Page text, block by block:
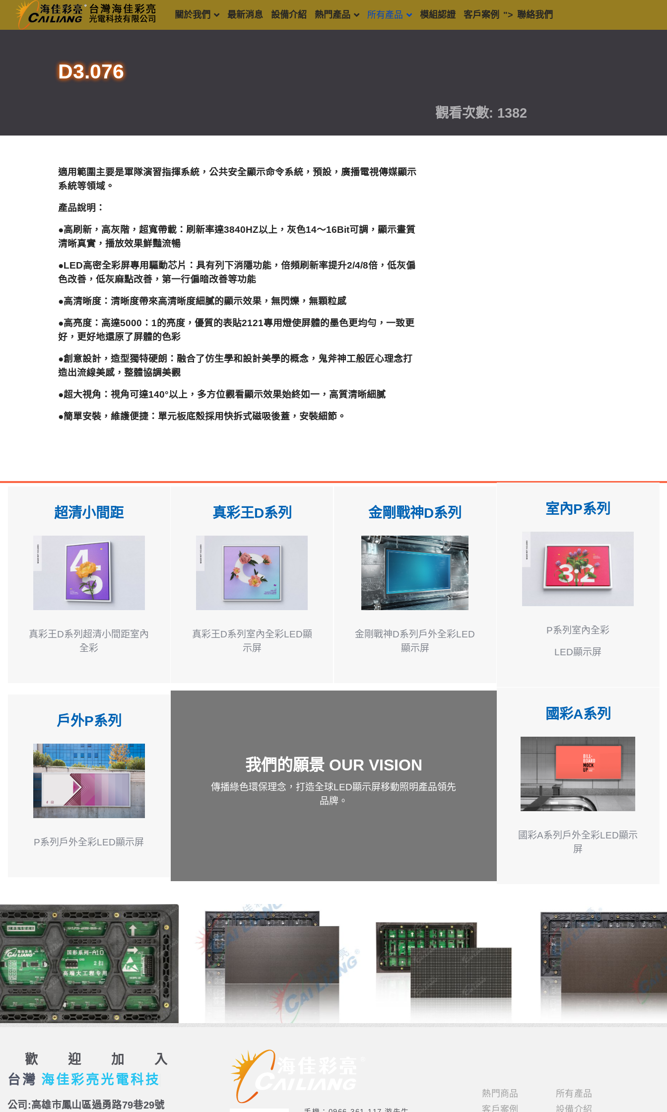
關於我們 最新消息 設備介紹 熱門產品 所有產品 模組認證 客戶案例 "> 聯絡我們
D3.076
觀看次數: 1382
適用範圍主要是軍隊演習指揮系統，公共安全顯示命令系統，預設，廣播電視傳媒顯示
系統等領域。
產品說明：
●高刷新，高灰階，超寬帶載：刷新率達3840HZ以上，灰色14〜16Bit可調，顯示畫質
清晰真實，播放效果鮮豔流暢
●LED高密全彩屏專用驅動芯片：具有列下消隱功能，倍頻刷新率提升2/4/8倍，低灰偏
色改善，低灰麻點改善，第一行偏暗改善等功能
●高清晰度：清晰度帶來高清晰度細膩的顯示效果，無閃爍，無顆粒感
●高亮度：高達5000：1的亮度，優質的表貼2121專用燈使屏體的墨色更均勻，一致更
好，更好地還原了屏體的色彩
●創意設計，造型獨特硬朗：融合了仿生學和設計美學的概念，鬼斧神工般匠心理念打
造出流線美感，整體協調美觀
●超大視角：視角可達140°以上，多方位觀看顯示效果始終如一，高質清晰細膩
●簡單安裝，維護便捷：單元板底殼採用快拆式磁吸後蓋，安裝細節。
超清小間距
真彩王D系列超清小間距室內
全彩
真彩王D系列
真彩王D系列室內全彩LED顯
示屏
金剛戰神D系列
金剛戰神D系列戶外全彩LED
顯示屏
室內P系列
P系列室內全彩
LED顯示屏
戶外P系列
P系列戶外全彩LED顯示屏
我們的願景 OUR VISION
傳播綠色環保理念，打造全球LED顯示屏移動照明產品領先
品牌。
國彩A系列
國彩A系列戶外全彩LED顯示
屏
歡迎加入
台灣 海佳彩亮光 電科技
公司:高雄市鳳山區過勇路79巷29號
熱門商品
客戶案例
所有產品
設備介紹